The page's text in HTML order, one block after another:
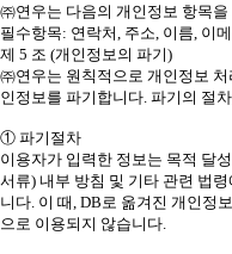
㈜연우는 다음의 개인정보 항목
필수항목: 연락처, 주소, 이름, 이
제 5 조 (개인정보의 파기)
㈜연우는 원칙적으로 개인정보
인정보를 파기합니다. 파기의 절
① 파기절차
이용자가 입력한 정보는 목적 달
서류) 내부 방침 및 기타 관련 법
니다. 이 때, DB로 옮겨진 개인정
으로 이용되지 않습니다.